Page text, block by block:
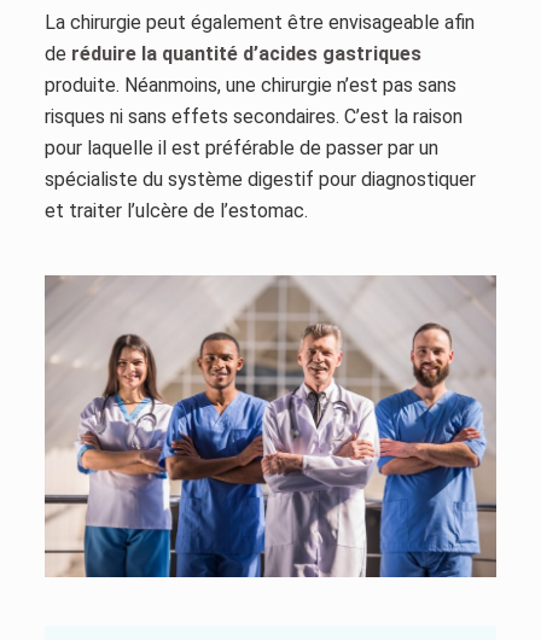
La chirurgie peut également être envisageable afin
de réduire la quantité d’acides gastriques
produite. Néanmoins, une chirurgie n’est pas sans
risques ni sans effets secondaires. C’est la raison
pour laquelle il est préférable de passer par un
spécialiste du système digestif pour diagnostiquer
et traiter l’ulcère de l’estomac.